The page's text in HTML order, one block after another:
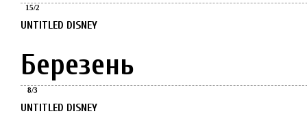
15/2
UNTITLED DISNEY
Березень
8/3
UNTITLED DISNEY